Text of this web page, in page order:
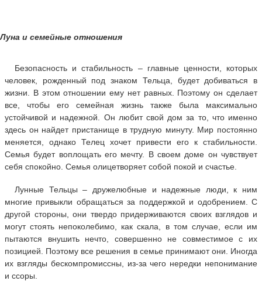
Луна и семейные отношения
Безопасность и стабильность – главные ценности, которых
человек, рожденный под знаком Тельца, будет добиваться в
жизни. В этом отношении ему нет равных. Поэтому он сделает
все, чтобы его семейная жизнь также была максимально
устойчивой и надежной. Он любит свой дом за то, что именно
здесь он найдет пристанище в трудную минуту. Мир постоянно
меняется, однако Телец хочет привести его к стабильности.
Семья будет воплощать его мечту. В своем доме он чувствует
себя спокойно. Семья олицетворяет собой покой и счастье.
Лунные Тельцы – дружелюбные и надежные люди, к ним
многие привыкли обращаться за поддержкой и одобрением. С
другой стороны, они твердо придерживаются своих взглядов и
могут стоять непоколебимо, как скала, в том случае, если им
пытаются внушить нечто, совершенно не совместимое с их
позицией. Поэтому все решения в семье принимают они. Иногда
их взгляды бескомпромиссны, из-за чего нередки непонимание
и ссоры.